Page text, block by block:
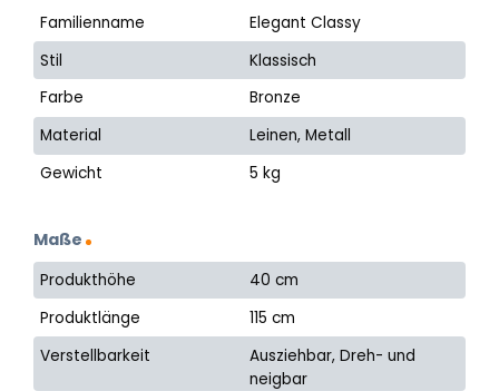
Familienname
Elegant Classy
Stil
Klassisch
Farbe
Bronze
Material
Leinen, Metall
Gewicht
5 kg
Maße
Produkthöhe
40 cm
Produktlänge
115 cm
Verstellbarkeit
Ausziehbar, Dreh- und
neigbar